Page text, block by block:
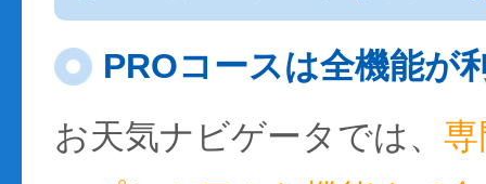
PROコースは全機能が
お天気ナビゲータでは、